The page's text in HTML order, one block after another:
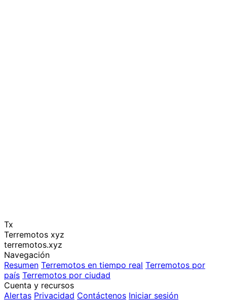
Tx
Terremotos xyz
terremotos.xyz
Navegación
Resumen Terremotos en tiempo real Terremotos por
país Terremotos por ciudad
Cuenta y recursos
Alertas Privacidad Contáctenos Iniciar sesión